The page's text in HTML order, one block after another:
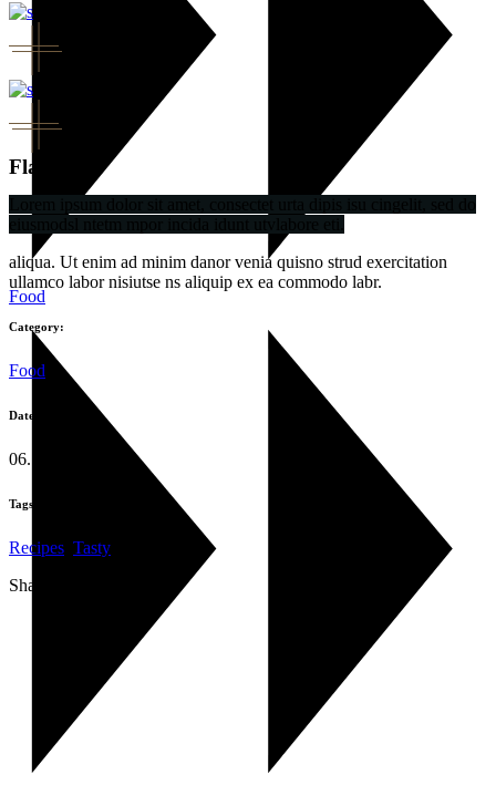
Food
Flavor
aliqua. Ut enim ad minim danor venia quisno strud exercitation
ullamco labor nisiutse ns aliquip ex ea commodo labr.
Category:
Food
Date:
06.11.2019
Tags:
Recipes Tasty
Share: